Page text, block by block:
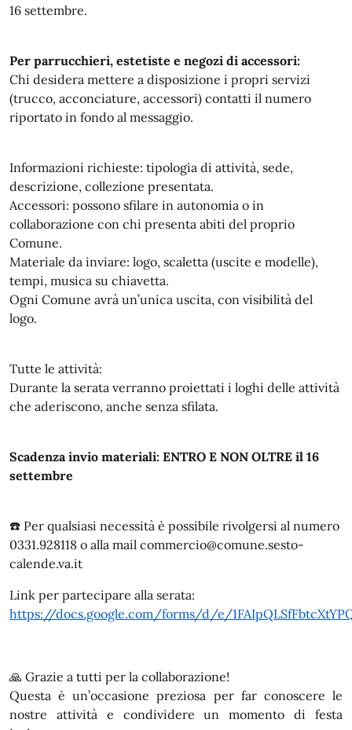
16 settembre.
Per parrucchieri, estetiste e negozi di accessori:
Chi desidera mettere a disposizione i propri servizi
(trucco, acconciature, accessori) contatti il numero
riportato in fondo al messaggio.
Informazioni richieste: tipologia di attività, sede,
descrizione, collezione presentata.
Accessori: possono sfilare in autonomia o in
collaborazione con chi presenta abiti del proprio
Comune.
Materiale da inviare: logo, scaletta (uscite e modelle),
tempi, musica su chiavetta.
Ogni Comune avrà un’unica uscita, con visibilità del
logo.
Tutte le attività:
Durante la serata verranno proiettati i loghi delle attività
che aderiscono, anche senza sfilata.
Scadenza invio materiali: ENTRO E NON OLTRE il 16
settembre
☎️ Per qualsiasi necessità è possibile rivolgersi al numero
0331.928118 o alla mail commercio@comune.sesto-
calende.va.it
Link per partecipare alla serata:
https://docs.google.com/forms/d/e/
🙏 Grazie a tutti per la collaborazione!
Questa è un’occasione preziosa per far conoscere le
nostre attività e condividere un momento di festa